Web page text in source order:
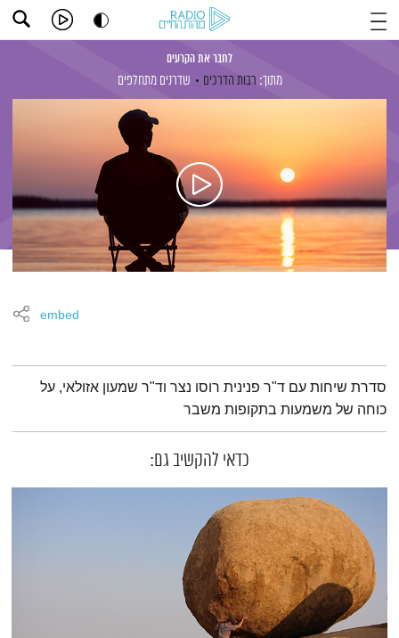
לחבר את הקרעים
מתוך: רבות הדרכים שדרנים מתחלפים
embed
תמצית הפודקאסט
סדרת שיחות עם ד"ר פנינית רוסו נצר וד"ר שמעון אזולאי, על
כוחה של משמעות בתקופות משבר
כדאי להקשיב גם: